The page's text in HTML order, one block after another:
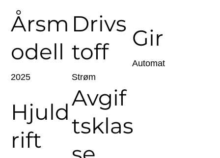
Årsm
odell
2025
Drivs
toff
Strøm
Gir
Automat
Hjuld
rift
Avgif
tsklas